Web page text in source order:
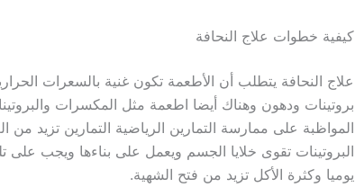
كيفية خطوات علاج النحافة
علاج النحافة يتطلب أن الأطعمة تكون غنية بالسعرات
بروتينات ودهون وهناك أيضا اطعمة مثل المكسرات
المواظبة على ممارسة التمارين الرياضية التمارين تزيد
البروتينات تقوى خلايا الجسم ويعمل على بناءها ويجب
يوميا وكثرة الأكل تزيد من فتح الشهية.